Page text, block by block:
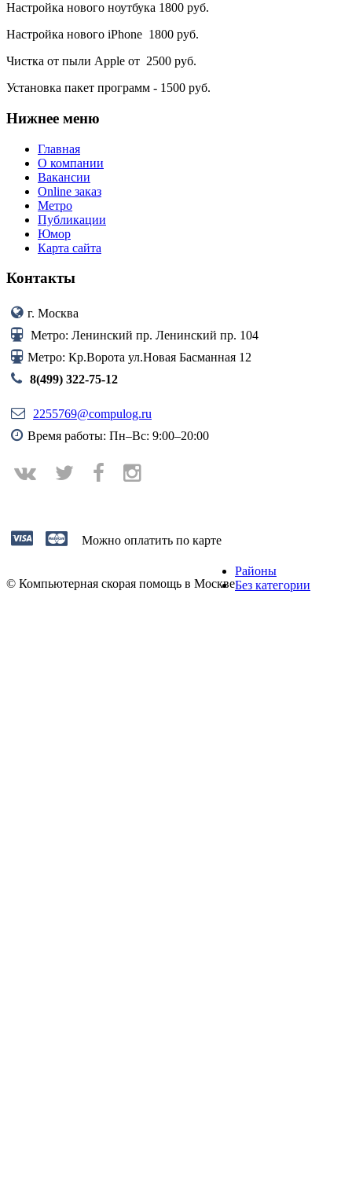
Настройка нового ноутбука 1800 руб.
Настройка нового iPhone 1800 руб.
Чистка от пыли Apple от 2500 руб.
Установка пакет программ - 1500 руб.
Нижнее меню
Главная
О компании
Вакансии
Online заказ
Метро
Публикации
Юмор
Карта сайта
Контакты
г. Москва
Метро: Ленинский пр. Ленинский пр. 104
Метро: Кр.Ворота ул.Новая Басманная 12
8(499) 322-75-12
2255769@compulog.ru
Время работы: Пн–Вс: 9:00–20:00
Можно оплатить по карте
© Компьютерная скорая помощь в Москве
Районы
Без категории